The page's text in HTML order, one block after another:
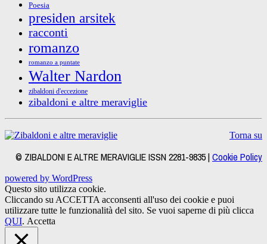
Poesia
presiden arsitek
racconti
romanzo
romanzo a puntate
Walter Nardon
zibaldoni d'eccezione
zibaldoni e altre meraviglie
Torna su
© ZIBALDONI E ALTRE MERAVIGLIE ISSN 2281-9835 | Cookie Policy
powered by WordPress
Questo sito utilizza cookie.
Cliccando su ACCETTA acconsenti all'uso dei cookie e puoi
utilizzare tutte le funzionalità del sito. Se vuoi saperne di più clicca
QUI. Accetta